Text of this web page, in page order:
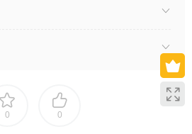
男子正专注地用手机自拍。路灯把他
肉线条清晰可见。背景里车辆穿梭，
于镜中自己。 胸口和手臂布满精美的
0 0